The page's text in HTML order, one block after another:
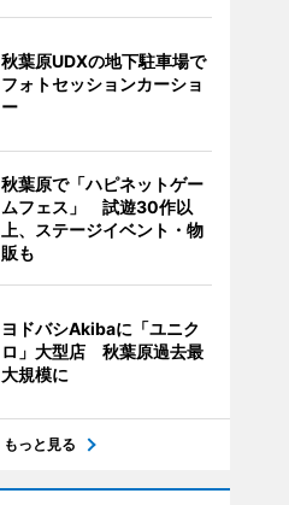
秋葉原UDXの地下駐車場で
フォトセッションカーショ
ー
秋葉原で「ハピネットゲー
ムフェス」 試遊30作以
上、ステージイベント・物
販も
ヨドバシAkibaに「ユニク
ロ」大型店 秋葉原過去最
大規模に
もっと見る